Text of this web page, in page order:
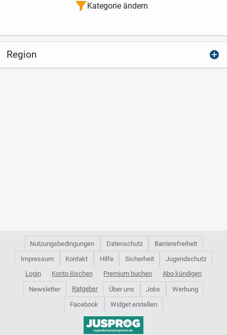
Kategorie ändern
Region
Nutzungsbedingungen Datenschutz
Barrierefreiheit
Impressum
Kontakt Hilfe Sicherheit
Jugendschutz
Login
Konto löschen Premium buchen Abo kündigen
Newsletter Ratgeber Über uns Jobs
Werbung
Facebook
Widget erstellen